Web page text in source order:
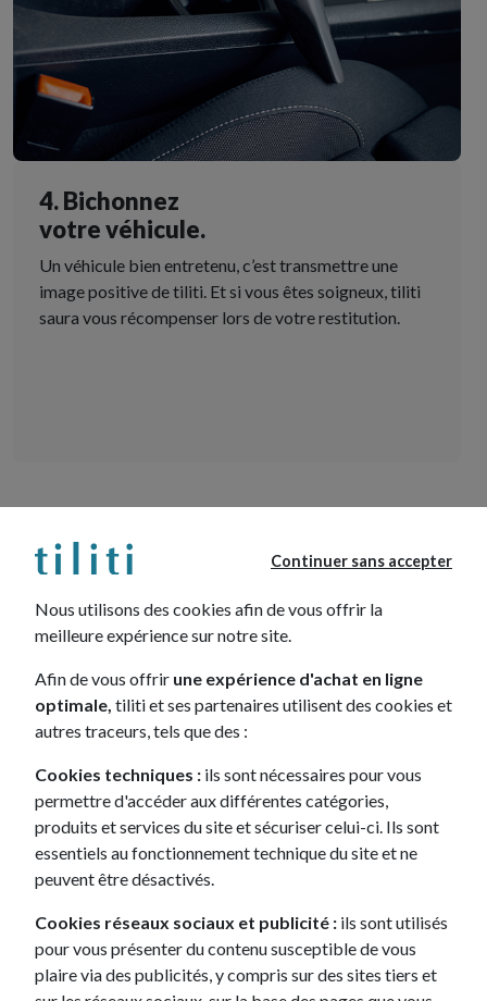
Continuer sans accepter
Nous utilisons des cookies afin de vous offrir la
meilleure expérience sur notre site.
Afin de vous offrir une expérience d'achat en ligne
optimale, tiliti et ses partenaires utilisent des cookies et
autres traceurs, tels que des :
Cookies techniques : ils sont nécessaires pour vous
permettre d'accéder aux différentes catégories,
produits et services du site et sécuriser celui-ci. Ils sont
essentiels au fonctionnement technique du site et ne
peuvent être désactivés.
Cookies réseaux sociaux et publicité : ils sont utilisés
pour vous présenter du contenu susceptible de vous
plaire via des publicités, y compris sur des sites tiers et
4. Bichonnez
votre véhicule.
Un véhicule bien entretenu, c’est transmettre une
image positive de tiliti. Et si vous êtes soigneux, tiliti
saura vous récompenser lors de votre restitution.
Comment gagner des points ?
Challenges tilitim Points à cumuler
Laisser un avis 10 points
Suivre tiliti
sur les réseaux sociaux
10 points